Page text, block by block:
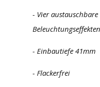
- Vier
- Einbautiefe 41mm
- Flackerfrei